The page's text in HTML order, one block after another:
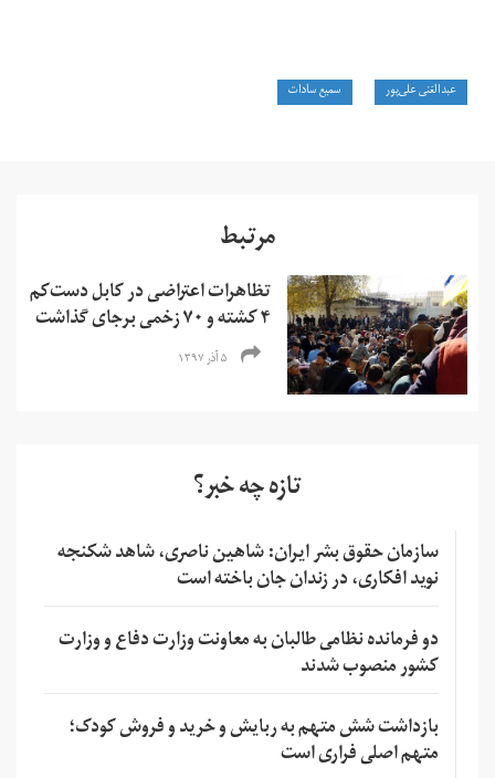
عبدالغنی علی‌پور سمیع سادات
مرتبط
تظاهرات اعتراضی در کابل دست‌کم
۴ کشته و ۷۰ زخمی برجای گذاشت
۵ آذر ۱۳۹۷
تازه چه خبر؟
سازمان حقوق بشر ایران: شاهین ناصری، شاهد شکنجه
نوید افکاری، در زندان جان باخته است
دو فرمانده نظامی طالبان به معاونت وزارت دفاع و وزارت
کشور منصوب شدند
بازداشت شش متهم به ربایش و خرید و فروش کودک؛
متهم اصلی فراری است